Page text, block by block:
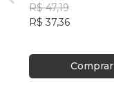
R$ 47,19
R$ 37,36
Comprar